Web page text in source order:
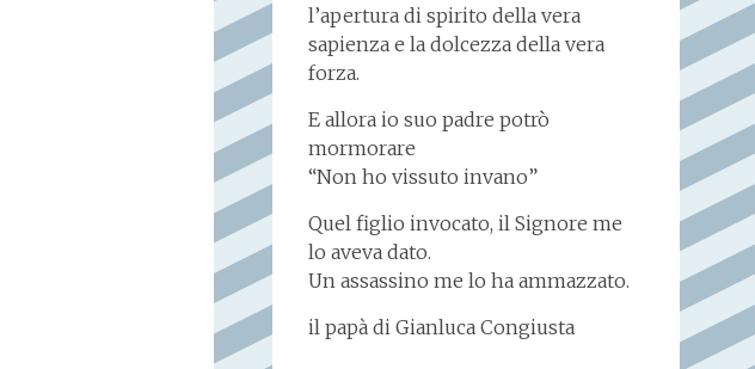
l’apertura di spirito della vera
sapienza e la dolcezza della vera
forza.
E allora io suo padre potrò
mormorare
“Non ho vissuto invano”
Quel figlio invocato, il Signore me
lo aveva dato.
Un assassino me lo ha ammazzato.
il papà di Gianluca Congiusta